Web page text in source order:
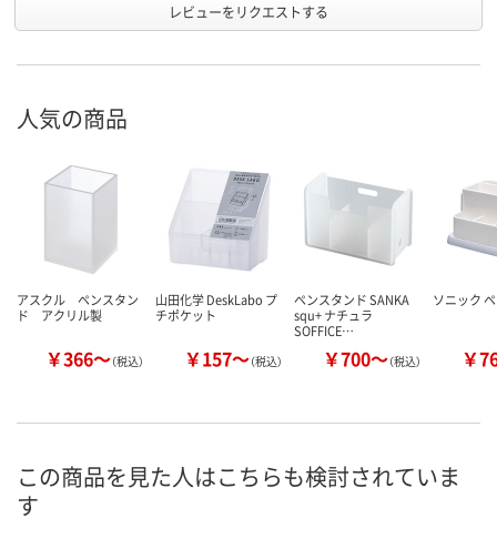
レビューをリクエストする
人気の商品
アスクル ペンスタン
ド アクリル製
￥366～（税込）
山田化学 DeskLabo プ
チポケット
￥157～（税込）
ペンスタンド SANKA
squ+ ナチュラ
SOFFICE…
￥700～（税込）
ソニック
￥
この商品を見た人はこちらも検討されていま
す